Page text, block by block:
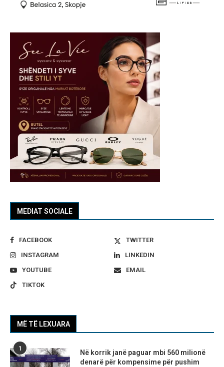
MEDIAT SOCIALE
FACEBOOK
TWITTER
INSTAGRAM
LINKEDIN
YOUTUBE
EMAIL
TIKTOK
MË TË LEXUARA
1
Në korrik janë paguar mbi 560 milionë
denarë për kompensime për pushim